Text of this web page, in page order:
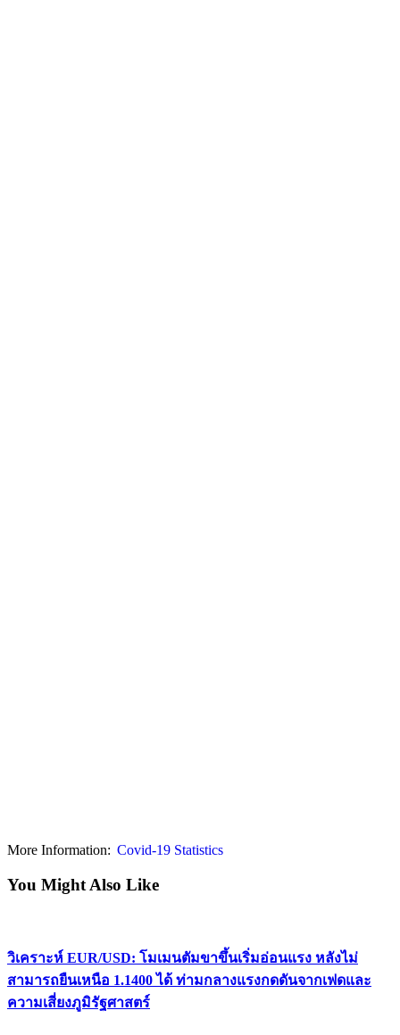
More Information: Covid-19 Statistics
You Might Also Like
วิเคราะห์ EUR/USD: โมเมนตัมขาขึ้นเริ่มอ่อนแรง หลังไม่
สามารถยืนเหนือ 1.1400 ได้ ท่ามกลางแรงกดดันจากเฟดและ
ความเสี่ยงภูมิรัฐศาสตร์